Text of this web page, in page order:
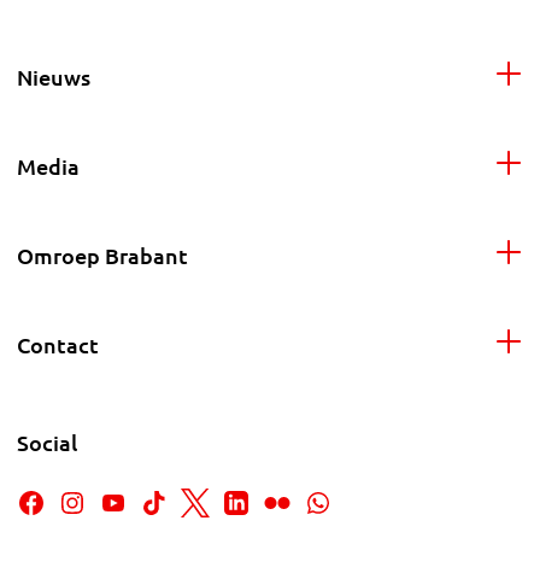
Nieuws
Media
Omroep Brabant
Contact
Social